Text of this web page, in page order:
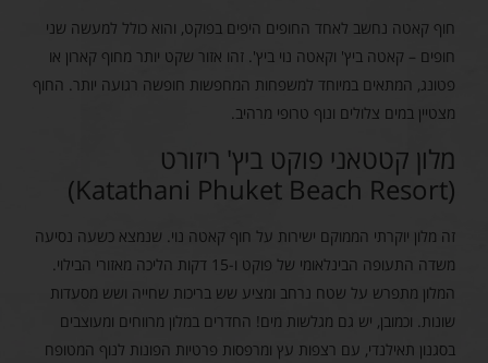
חוף קאטה נחשב לאחד החופים היפים בפוקט, והוא כולל למעשה שני
חופים – קאטה ביץ' וקאטה נוי ביץ'. זהו אזור שקט יותר מחוף קארון או
פטונג, המתאים במיוחד למשפחות המחפשות חופשה רגועה יותר. החוף
מצטיין במים צלולים ונוף טרופי מרהיב.
מלון קטטאני פוקט ביץ' ריזורט
(Katathani Phuket Beach Resort)
זה מלון יוקרתי הממוקם ישירות על חוף קאטה נוי. שנמצא כשעה נסיעה
משדה התעופה הבינלאומי של פוקט ו-15 דקות הליכה מאזורי הבילוי.
המלון מתפרש על שטח נרחב ומציע שש בריכות שחייה ושש מסעדות
שונות. וכמובן, יש גם מגלשות מים! החדרים במלון מרווחים ומעוצבים
בסגנון תאילנדי, עם רצפות עץ ומרפסות פרטיות הפונות לנוף המטופח